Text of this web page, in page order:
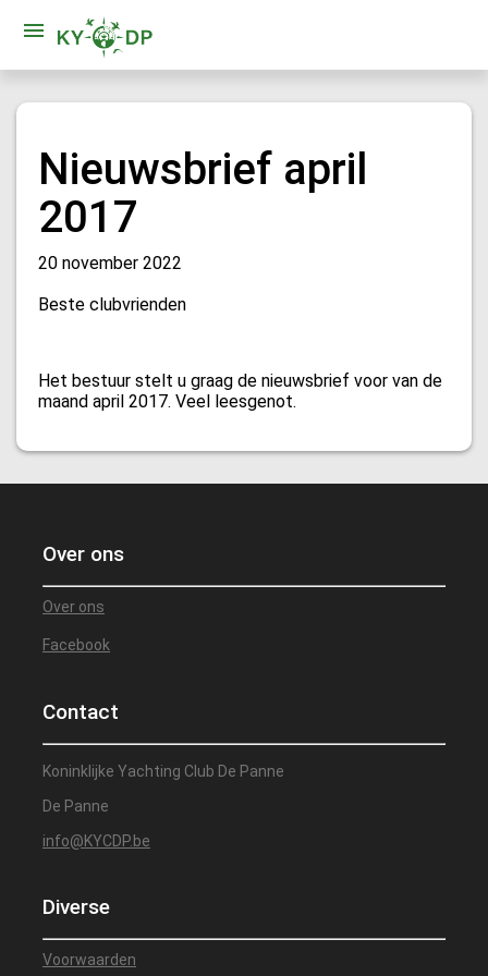
Nieuwsbrief april
2017
20 november 2022
Beste clubvrienden
Het bestuur stelt u graag de nieuwsbrief voor van de
maand april 2017. Veel leesgenot.
Over ons
Over ons
Facebook
Contact
Koninklijke Yachting Club De Panne
De Panne
info@KYCDP.be
Diverse
Voorwaarden